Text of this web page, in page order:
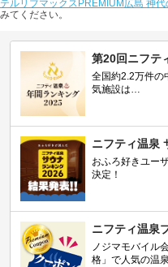
テルリブマックスPREMIUM広島 神代
みてください。
第20回ニフテ
全国約2.2万件の
気施設は…
ニフティ温泉
おふろ好きユー
決定！
ニフティ温泉
ノジマモバイル
格」で人気の温